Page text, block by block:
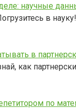
научные
в
в
как
по